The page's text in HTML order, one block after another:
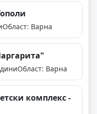
Област: Варна
Област: Варна
комплекс -